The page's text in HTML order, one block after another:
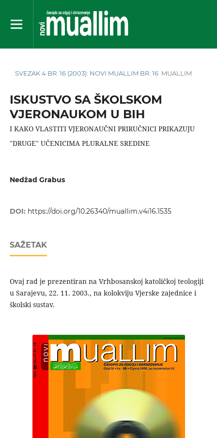
SVEZAK 4 BR. 16 (2003): NOVI MUALLIM BR. 16 MUALLIM
ISKUSTVO SA ŠKOLSKOM
VJERONAUKOM U BIH
I KAKO VLASTITI VJERONAUČNI PRIRUČNICI PRIKAZUJU
"DRUGE" UČENICIMA PLURALNE SREDINE
Nedžad Grabus
DOI: https://doi.org/10.26340/muallim.v4i16.1535
SAŽETAK
Ovaj rad je prezentiran na Vrhbosanskoj katoličkoj teologiji
u Sarajevu, 22. 11. 2003., na kolokviju Vjerske zajednice i
školski sustav.